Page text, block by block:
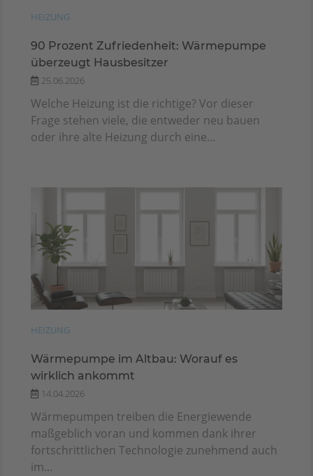
HEIZUNG
90 Prozent Zufriedenheit: Wärmepumpe
überzeugt Hausbesitzer
25.06.2026
Welche Heizung ist die richtige? Vor dieser
Frage stehen viele, die entweder neu bauen
oder ihre alte Heizung durch eine...
HEIZUNG
Wärmepumpe im Altbau: Worauf es
wirklich ankommt
14.04.2026
Wärmepumpen treiben die Energiewende
maßgeblich voran und kommen dank ihrer
fortschrittlichen Technologie zunehmend auch
im...